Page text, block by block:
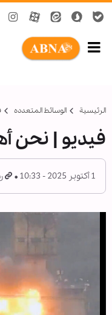
الرئيسية الوسائط المتعدده
فيديو | نحن
1 أكتوبر 2025 - 10:33